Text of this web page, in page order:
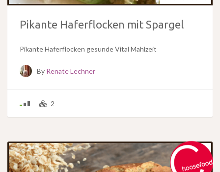
Pikante Haferflocken mit Spargel
Pikante Haferflocken gesunde Vital Mahlzeit
By Renate Lechner
2